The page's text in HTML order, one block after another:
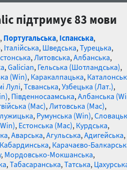
підтримує 83 мови
, Португальська, Іспанська,
, Італійська, Шведська,Турецька,
,Литовська,Албанська,
,Galician, Гельська (Шотландська),
(Win), Каракалпацька,
Лулі,Тсванська,Узбецька (Лат.),
, Південносаамська,Албанська
(Mac),Литовська (Mac),
, Румунська (Win),
, Естонська (Mac), Курдська,
,Аварська,Агульська,Адигейська,
Кабардинська, Карачаєво-
, Мордовсько-Мокшанська,
,Табасаранська,Татська,